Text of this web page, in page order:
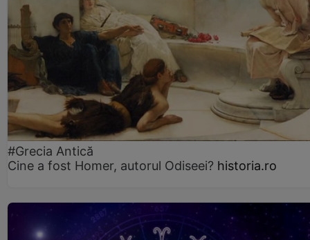
#Grecia Antică
Cine a fost Homer, autorul Odiseei? historia.ro